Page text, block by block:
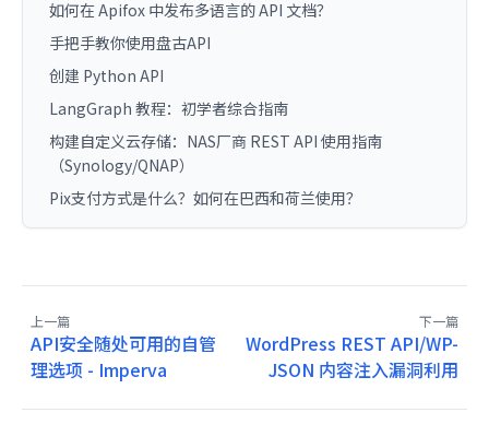
如何在 Apifox 中发布多语言的 API 文档？
手把手教你使用盘古API
创建 Python API
LangGraph 教程：初学者综合指南
构建自定义云存储：NAS厂商 REST API 使用指南
（Synology/QNAP）
Pix支付方式是什么？如何在巴西和荷兰使用？
上一篇
API安全随处可用的自管
理选项 - Imperva
下一篇
WordPress REST API/WP-
JSON 内容注入漏洞利用